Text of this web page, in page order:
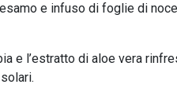
e infuso di foglie di
e l’estratto di aloe vera